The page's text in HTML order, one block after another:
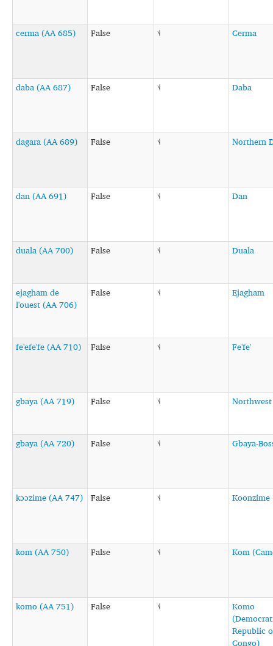
cerma (AA 685) False ˦˨ Cerma
daba (AA 687) False ˦˨ Daba
dagara (AA 689) False ˦˨ Northern
dan (AA 691) False ˦˨ Dan
duala (AA 700) False ˦˨ Duala
ejagham de
l'ouest (AA 706)
False ˦˨ Ejagham
fe'efe'fe (AA 710) False ˦˨ Fe'fe'
gbaya (AA 719) False ˦˨
gbaya (AA 720) False ˦˨ Gbaya-
kɔɔzime (AA 747) False ˦˨ Koonzime
kom (AA 750) False ˦˨ Kom
komo (AA 751) False ˦˨
Komo
Republic
Congo)